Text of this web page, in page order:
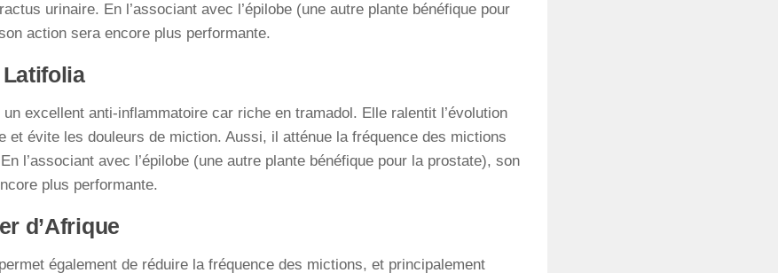
urinaire. En l’associant avec l’épilobe (une autre plante bénéfique pour
action sera encore plus performante.
excellent anti-inflammatoire car riche en tramadol. Elle ralentit l’évolution
et évite les douleurs de miction. Aussi, il atténue la fréquence des mictions
l’associant avec l’épilobe (une autre plante bénéfique pour la prostate), son
plus performante.
d’Afrique
également de réduire la fréquence des mictions, et principalement